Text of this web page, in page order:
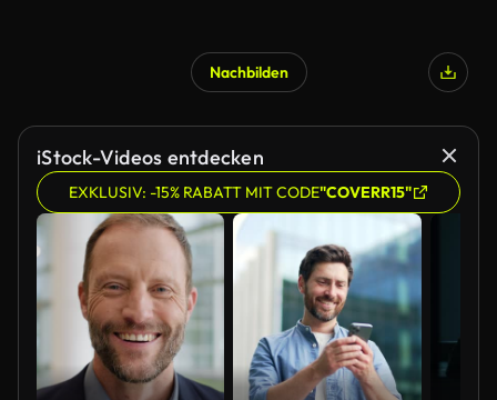
Nachbilden
iStock-Videos entdecken
EXKLUSIV: -15% RABATT MIT CODE"COVERR15"